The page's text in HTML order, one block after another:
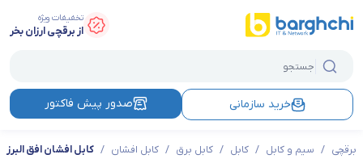
تخفیفات ویژه
از برقچی ارزان بخر
خرید سازمانی صدور پیش فاکتور
برقچی / سیم و کابل / کابل / کابل برق / کابل افشان / کابل افشان افق البرز 5*4